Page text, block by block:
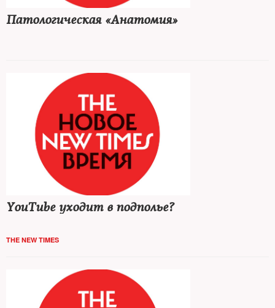
Патологическая «Анатомия»
YouTube уходит в подполье?
THE NEW TIMES